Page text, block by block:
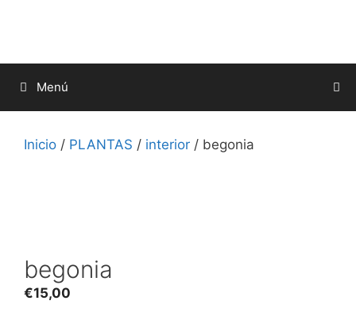
Menú
Inicio / PLANTAS / interior / begonia
begonia
€15,00